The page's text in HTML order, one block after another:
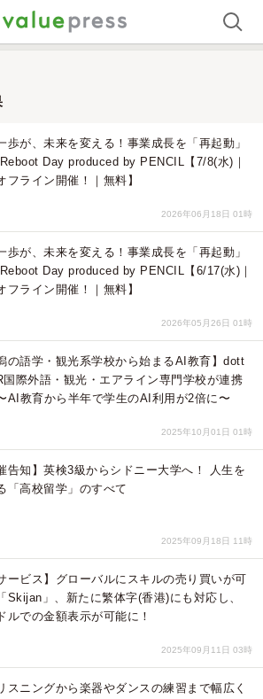
歩が、未来を変える！事業成長を「再起動」
Day produced by PENCIL【7/8(水)｜
フライン開催！｜無料】
2026年06月18日 01時
歩が、未来を変える！事業成長を「再起動」
Day produced by PENCIL【6/17(水)｜
フライン開催！｜無料】
2026年05月26日 01時
の語学・観光系学校から始まるAI教育】dott
国際外語・観光・エアライン専門学校が連携
AI教育から半年で学生のAI利用が2倍に〜
2025年10月01日 01時
告知】英検3級からシドニー大学へ！ 人生を
「高校留学」のすべて
2025年09月18日 11時
ービス】グローバルにスキルの売り買いが可
Skijan」、新たに繁体字(香港)にも対応し、
ルでの金額表示が可能に！
2025年09月11日 03時
スニングから楽器やダンスの練習まで幅広く